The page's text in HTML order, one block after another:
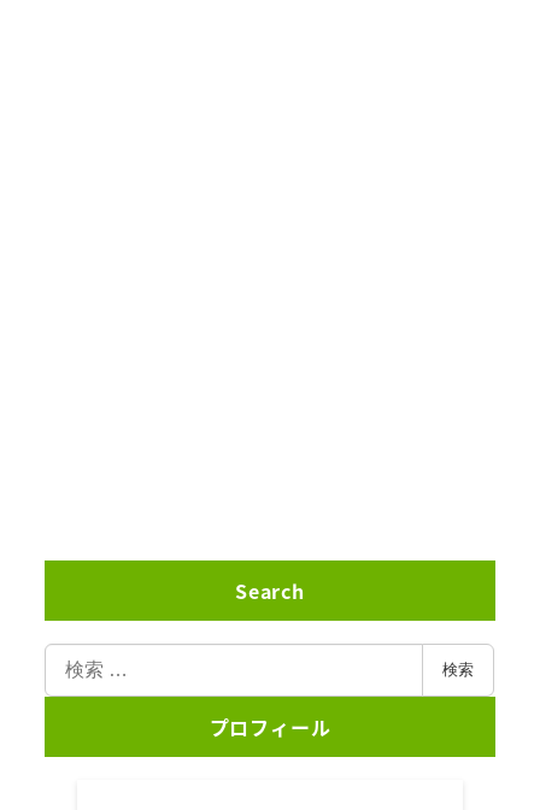
Search
検
索
検索
プロフィール